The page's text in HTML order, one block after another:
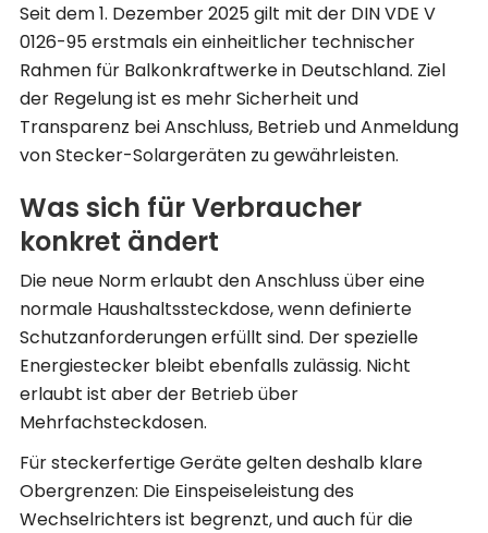
Seit dem 1. Dezember 2025 gilt mit der DIN VDE V
0126-95 erstmals ein einheitlicher technischer
Rahmen für Balkonkraftwerke in Deutschland. Ziel
der Regelung ist es mehr Sicherheit und
Transparenz bei Anschluss, Betrieb und Anmeldung
von Stecker-Solargeräten zu gewährleisten.
Was sich für Verbraucher
konkret ändert
Die neue Norm erlaubt den Anschluss über eine
normale Haushaltssteckdose, wenn definierte
Schutzanforderungen erfüllt sind. Der spezielle
Energiestecker bleibt ebenfalls zulässig. Nicht
erlaubt ist aber der Betrieb über
Mehrfachsteckdosen.
Für steckerfertige Geräte gelten deshalb klare
Obergrenzen: Die Einspeiseleistung des
Wechselrichters ist begrenzt, und auch für die